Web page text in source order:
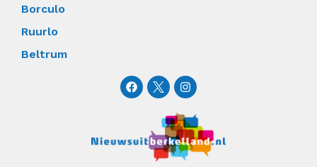
Borculo
Ruurlo
Beltrum
F
a
c
o
o
I
n
s
t
a
g
r
a